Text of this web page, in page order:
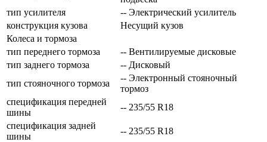
тип усилителя
-- Электрический усилитель
конструкция кузова
Несущий кузов
Колеса и тормоза
тип переднего тормоза
-- Вентилируемые дисковые
тип заднего тормоза
-- Дисковый
тип стояночного тормоза
-- Электронный стояночный
тормоз
спецификация передней
шины
-- 235/55 R18
спецификация задней
шины
-- 235/55 R18